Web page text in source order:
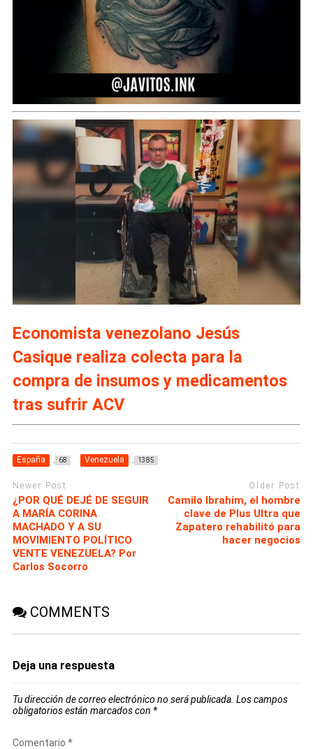
Economista venezolano Jesús
Casique realiza colecta para la
compra de insumos y medicamentos
tras sufrir ACV
España 68 Venezuela 1385
Newer Post
¿POR QUÉ DEJÉ DE SEGUIR
A MARÍA CORINA
MACHADO Y A SU
MOVIMIENTO POLÍTICO
VENTE VENEZUELA? Por
Carlos Socorro
Older Post
Camilo Ibrahim, el hombre
clave de Plus Ultra que
Zapatero rehabilitó para
hacer negocios
COMMENTS
Deja una respuesta
Tu dirección de correo electrónico no será publicada. Los campos
obligatorios están marcados con *
Comentario *